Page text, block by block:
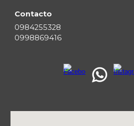
Contacto
0984255328
0998869416